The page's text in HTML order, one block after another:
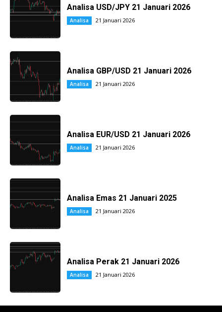
Analisa USD/JPY 21 Januari 2026
Analisa 21 Januari 2026
Analisa GBP/USD 21 Januari 2026
Analisa 21 Januari 2026
Analisa EUR/USD 21 Januari 2026
Analisa 21 Januari 2026
Analisa Emas 21 Januari 2025
Analisa 21 Januari 2026
Analisa Perak 21 Januari 2026
Analisa 21 Januari 2026